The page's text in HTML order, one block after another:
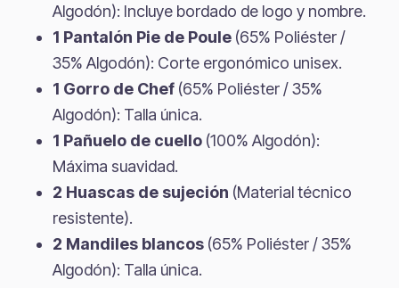
Algodón): Incluye bordado de logo y nombre.
1 Pantalón Pie de Poule (65% Poliéster /
35% Algodón): Corte ergonómico unisex.
1 Gorro de Chef (65% Poliéster / 35%
Algodón): Talla única.
1 Pañuelo de cuello (100% Algodón):
Máxima suavidad.
2 Huascas de sujeción (Material técnico
resistente).
2 Mandiles blancos (65% Poliéster / 35%
Algodón): Talla única.